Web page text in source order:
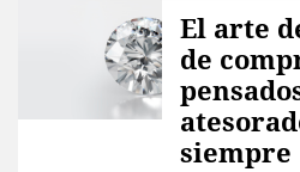
El arte
de
siempre